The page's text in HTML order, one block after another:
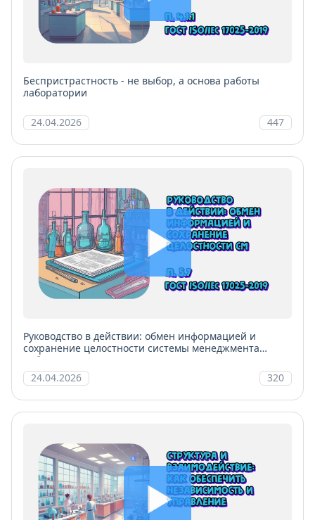
Беспристрастность - не выбор, а основа работы
лаборатории
24.04.2026 447
Руководство в действии: обмен информацией и
сохранение целостности системы менеджмента
лаборатории
24.04.2026
320